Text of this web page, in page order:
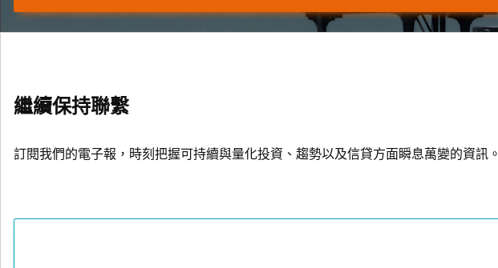
繼續保持聯繫
訂閱我們的電子報，時刻把握可持續與量化投資、趨勢以及信貸方面瞬息萬變的資訊。